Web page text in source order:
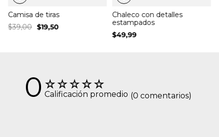
Camisa de tiras
$39,00 $19,50
Chaleco con detalles
estampados
$49,99
☆☆☆☆☆
0 Calificación promedio (0 comentarios)